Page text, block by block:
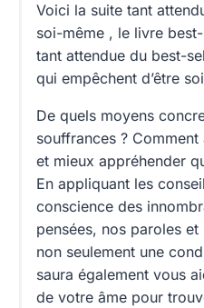
Voici la suite tant
soi-même , le livre
tant attendue du best-
qui empêchent d’être
De quels moyens
souffrances ?
et mieux appréhender
En appliquant les
conscience des
pensées, nos paroles
non seulement une
saura également vous
de votre âme pour